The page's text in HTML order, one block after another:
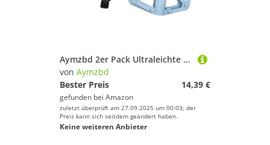
Aymzbd 2er Pack Ultraleichte Fahrradpedale mit Reflektor, Direktes Ersatzzubehör für Den Außenbereich, Blau
von Aymzbd
Bester Preis
14,39 €
gefunden bei Amazon
zuletzt überprüft am 27.09.2025 um 00:03; der
Preis kann sich seitdem geändert haben.
Keine weiteren Anbieter